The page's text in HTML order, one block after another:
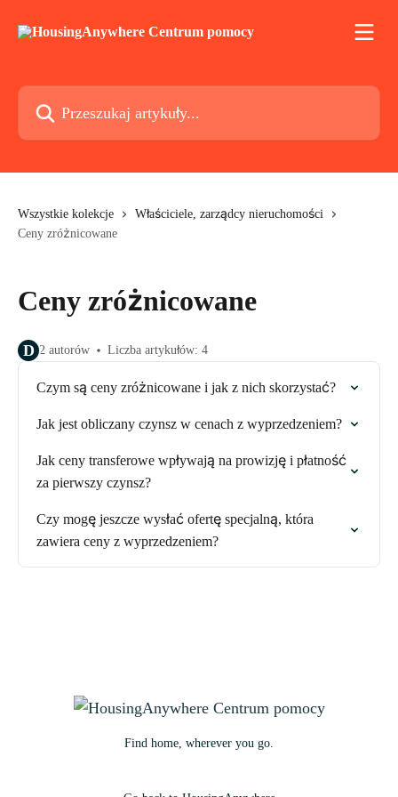
Przeszukaj artykuły...
Wszystkie kolekcje
Właściciele, zarządcy nieruchomości
Ceny zróżnicowane
Ceny zróżnicowane
D 2 autorów Liczba artykułów: 4
Czym są ceny zróżnicowane i jak z nich skorzystać?
Jak jest obliczany czynsz w cenach z wyprzedzeniem?
Jak ceny transferowe wpływają na prowizję i płatność
za pierwszy czynsz?
Czy mogę jeszcze wysłać ofertę specjalną, która
zawiera ceny z wyprzedzeniem?
Find home, wherever you go.